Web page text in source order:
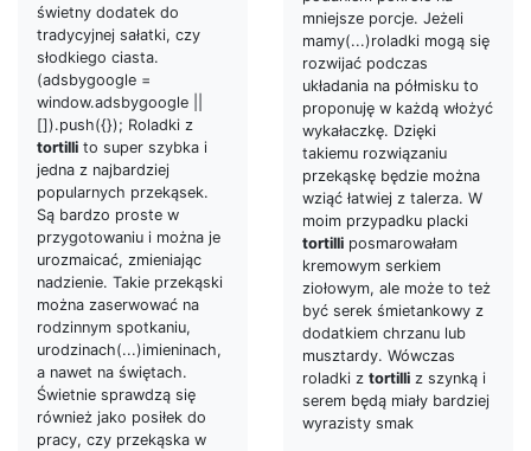
mniejsze porcje. Jeżeli
mamy(...)roladki mogą się
rozwijać podczas
układania na półmisku to
proponuję w każdą włożyć
wykałaczkę. Dzięki
takiemu rozwiązaniu
przekąskę będzie można
wziąć łatwiej z talerza. W
moim przypadku placki
tortilli posmarowałam
kremowym serkiem
ziołowym, ale może to też
być serek śmietankowy z
dodatkiem chrzanu lub
musztardy. Wówczas
roladki z tortilli z szynką i
serem będą miały bardziej
wyrazisty smak
świetny dodatek do
tradycyjnej sałatki, czy
słodkiego ciasta.
(adsbygoogle =
window.adsbygoogle ||
[]).push({}); Roladki z
tortilli to super szybka i
jedna z najbardziej
popularnych przekąsek.
Są bardzo proste w
przygotowaniu i można je
urozmaicać, zmieniając
nadzienie. Takie przekąski
można zaserwować na
rodzinnym spotkaniu,
urodzinach(...)imieninach,
a nawet na świętach.
Świetnie sprawdzą się
również jako posiłek do
pracy, czy przekąska w